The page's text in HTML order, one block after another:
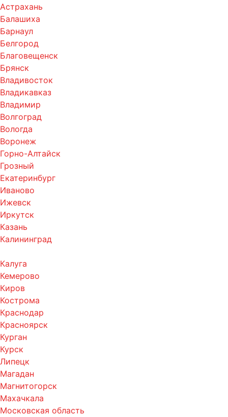
Астрахань
Балашиха
Барнаул
Белгород
Благовещенск
Брянск
Владивосток
Владикавказ
Владимир
Волгоград
Вологда
Воронеж
Горно-Алтайск
Грозный
Екатеринбург
Иваново
Ижевск
Иркутск
Казань
Калининград
Калуга
Кемерово
Киров
Кострома
Краснодар
Красноярск
Курган
Курск
Липецк
Магадан
Магнитогорск
Махачкала
Московская область